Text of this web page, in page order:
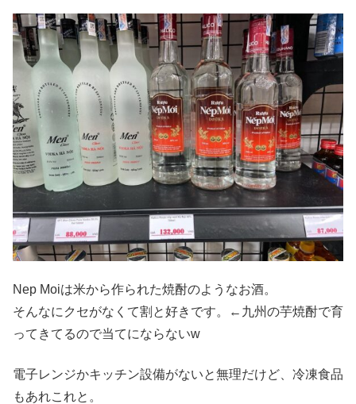
Nep Moiは米から作られた焼酎のようなお酒。
そんなにクセがなくて割と好きです。←九州の芋焼酎で育
ってきてるので当てにならないw
電子レンジかキッチン設備がないと無理だけど、冷凍食品
もあれこれと。